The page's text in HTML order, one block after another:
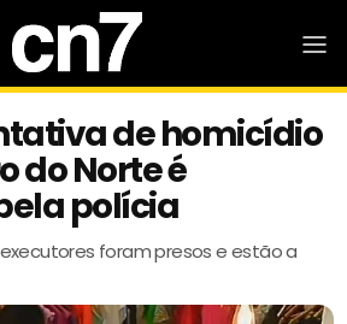
de homicídio
do Norte é
polícia
foram presos e estão a